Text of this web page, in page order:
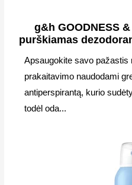
g&h GOODNESS
purškiamas
Apsaugokite savo pažastis
prakaitavimo naudodami
antiperspirantą, kurio
todėl oda...